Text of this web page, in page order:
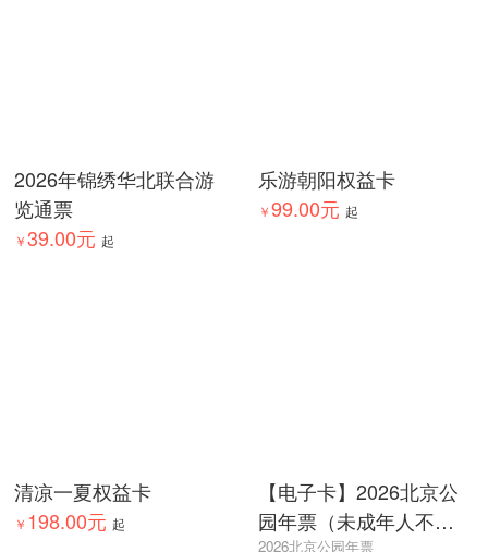
2026年锦绣华北联合游
览通票
￥39.00元 起
乐游朝阳权益卡
￥99.00元 起
清凉一夏权益卡
￥ 198.00元 起
【电子卡】2026北京公
园年票（未成年人不可
2026北京公园年票